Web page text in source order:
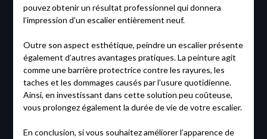
pouvez obtenir un résultat professionnel qui donnera
l’impression d’un escalier entièrement neuf.
Outre son aspect esthétique, peindre un escalier présente
également d’autres avantages pratiques. La peinture agit
comme une barrière protectrice contre les rayures, les
taches et les dommages causés par l’usure quotidienne.
Ainsi, en investissant dans cette solution peu coûteuse,
vous prolongez également la durée de vie de votre escalier.
En conclusion, si vous souhaitez améliorer l’apparence de